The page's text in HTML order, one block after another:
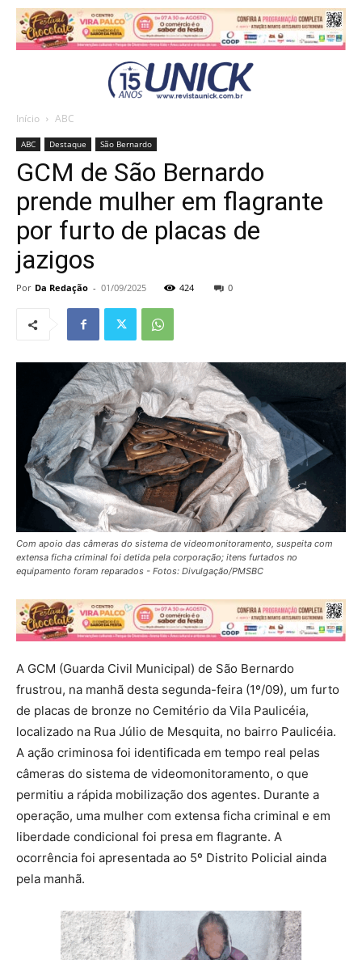
Início ABC
ABC Destaque São Bernardo
GCM de São Bernardo
prende mulher em flagrante
por furto de placas de
jazigos
Por Da Redação - 01/09/2025 424 0
Com apoio das câmeras do sistema de videomonitoramento, suspeita com
extensa ficha criminal foi detida pela corporação; itens furtados no
equipamento foram reparados - Fotos: Divulgação/PMSBC
A GCM (Guarda Civil Municipal) de São Bernardo
frustrou, na manhã desta segunda-feira (1º/09), um furto
de placas de bronze no Cemitério da Vila Paulicéia,
localizado na Rua Júlio de Mesquita, no bairro Paulicéia.
A ação criminosa foi identificada em tempo real pelas
câmeras do sistema de videomonitoramento, o que
permitiu a rápida mobilização dos agentes. Durante a
operação, uma mulher com extensa ficha criminal e em
liberdade condicional foi presa em flagrante. A
ocorrência foi apresentada ao 5º Distrito Policial ainda
pela manhã.